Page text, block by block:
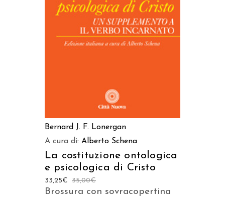
AGGIUNGI AL CARRELLO
Bernard J. F. Lonergan
A cura di: Alberto Schena
La costituzione ontologica
e psicologica di Cristo
35,00€
33,25€
Brossura con sovracopertina